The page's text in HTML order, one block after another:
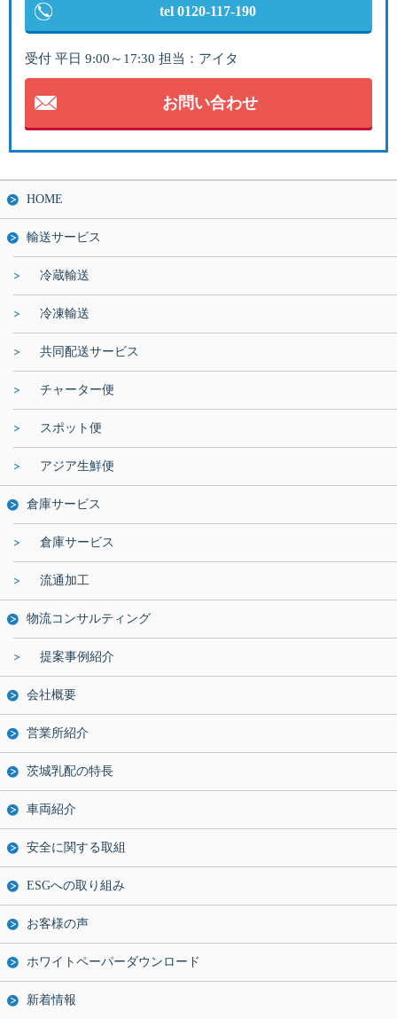
tel 0120-117-190
受付 平日 9:00～17:30 担当：アイタ
お問い合わせ
HOME
輸送サービス
冷蔵輸送
冷凍輸送
共同配送サービス
チャーター便
スポット便
アジア生鮮便
倉庫サービス
倉庫サービス
流通加工
物流コンサルティング
提案事例紹介
会社概要
営業所紹介
茨城乳配の特長
車両紹介
安全に関する取組
ESGへの取り組み
お客様の声
ホワイトペーパーダウンロード
新着情報